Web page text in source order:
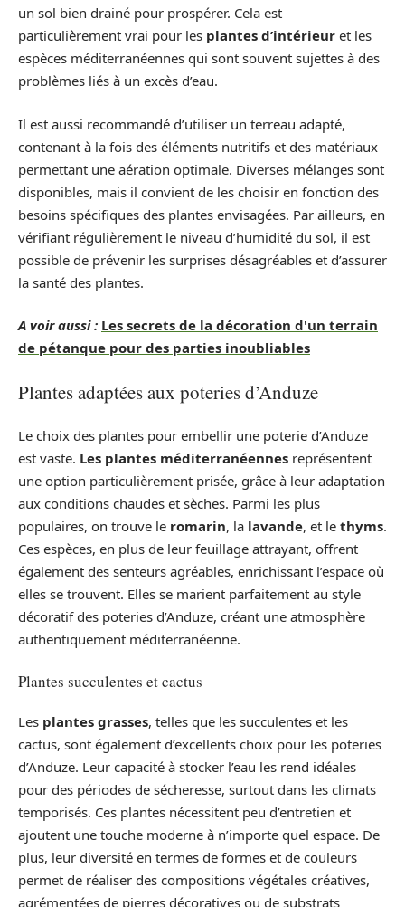
un sol bien drainé pour prospérer. Cela est
particulièrement vrai pour les plantes d’intérieur et les
espèces méditerranéennes qui sont souvent sujettes à des
problèmes liés à un excès d’eau.
Il est aussi recommandé d’utiliser un terreau adapté,
contenant à la fois des éléments nutritifs et des matériaux
permettant une aération optimale. Diverses mélanges sont
disponibles, mais il convient de les choisir en fonction des
besoins spécifiques des plantes envisagées. Par ailleurs, en
vérifiant régulièrement le niveau d’humidité du sol, il est
possible de prévenir les surprises désagréables et d’assurer
la santé des plantes.
A voir aussi : Les secrets de la décoration d'un terrain
de pétanque pour des parties inoubliables
Plantes adaptées aux poteries d’Anduze
Le choix des plantes pour embellir une poterie d’Anduze
est vaste. Les plantes méditerranéennes représentent
une option particulièrement prisée, grâce à leur adaptation
aux conditions chaudes et sèches. Parmi les plus
populaires, on trouve le romarin, la lavande, et le thyms.
Ces espèces, en plus de leur feuillage attrayant, offrent
également des senteurs agréables, enrichissant l’espace où
elles se trouvent. Elles se marient parfaitement au style
décoratif des poteries d’Anduze, créant une atmosphère
authentiquement méditerranéenne.
Plantes succulentes et cactus
Les plantes grasses, telles que les succulentes et les
cactus, sont également d’excellents choix pour les poteries
d’Anduze. Leur capacité à stocker l’eau les rend idéales
pour des périodes de sécheresse, surtout dans les climats
temporisés. Ces plantes nécessitent peu d’entretien et
ajoutent une touche moderne à n’importe quel espace. De
plus, leur diversité en termes de formes et de couleurs
permet de réaliser des compositions végétales créatives,
agrémentées de pierres décoratives ou de substrats